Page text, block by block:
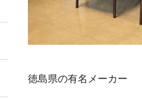
徳島県の有名メーカー